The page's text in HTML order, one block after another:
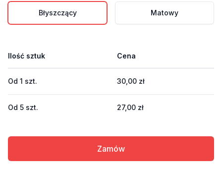
Wybierz format
Błyszczący Matowy
Ilość sztuk Cena
Od 1 szt. 30,00 zł
Od 5 szt. 27,00 zł
Zamów